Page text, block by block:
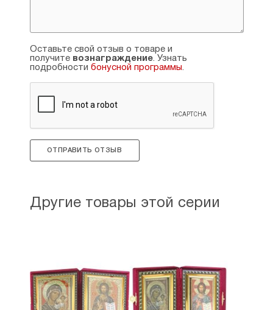
Оставьте свой отзыв о товаре и
получите вознаграждение. Узнать
подробности бонусной программы.
ОТПРАВИТЬ ОТЗЫВ
Другие товары этой серии